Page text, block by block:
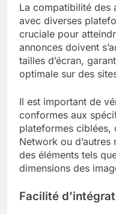
La compatibilité des
avec diverses
cruciale pour
annonces doivent
tailles d’écran,
optimale sur des
Il est important de
conformes aux
plateformes ciblées,
Network ou
des éléments tels
dimensions des
Facilité